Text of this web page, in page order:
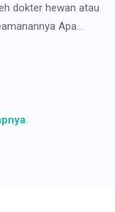
dokter hewan atau
Apa...